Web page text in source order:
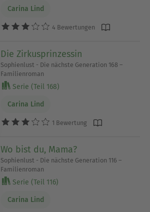
Carina Lind
4 Bewertungen
Die Zirkusprinzessin
Sophienlust - Die nächste Generation 168 –
Familienroman
Serie (Teil 168)
Carina Lind
1 Bewertung
Wo bist du, Mama?
Sophienlust - Die nächste Generation 116 –
Familienroman
Serie (Teil 116)
Carina Lind